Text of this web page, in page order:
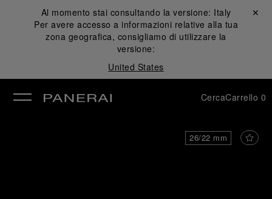
Al momento stai consultando la versione: Italy
Per avere accesso a informazioni relative alla tua
zona geografica, consigliamo di utilizzare la
versione:
United States
Chiudi ✕
CercaCarrello 0
26/22 mm